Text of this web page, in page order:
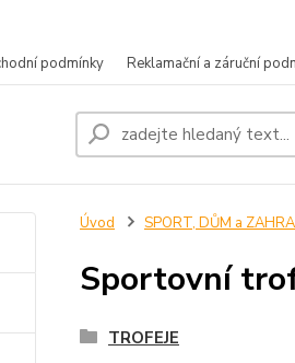
podmínky Reklamační a záruční
Úvod SPORT, DŮM a
Sportovní
TROFEJE